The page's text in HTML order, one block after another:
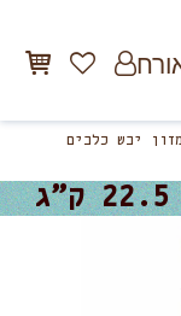
מזון יבש כלבים